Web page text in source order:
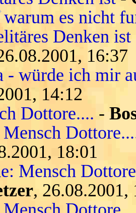
warum es nicht
Denken
16:37
- würde ich mir
14:12
Dottore.... -
Mensch
18:01
Mensch
, 26.08.2001,